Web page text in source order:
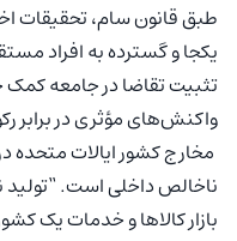
طبق قانون سام، تحقیقات
یکجا و گسترده به افراد
تثبیت تقاضا در جامعه کمک
واکنش‌های مؤثری در برابر
بازار کالاها و خدمات یک